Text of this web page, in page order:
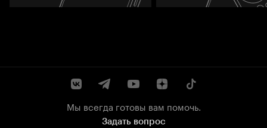
Мы всегда готовы вам помочь.
Задать вопрос